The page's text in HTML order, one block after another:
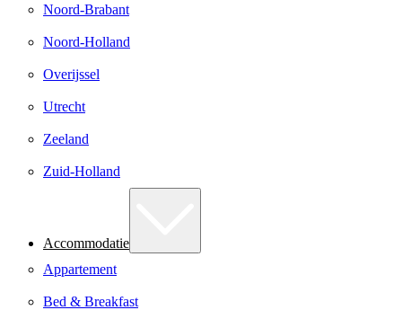
Noord-Brabant
Noord-Holland
Overijssel
Utrecht
Zeeland
Zuid-Holland
Accommodatie
Appartement
Bed & Breakfast